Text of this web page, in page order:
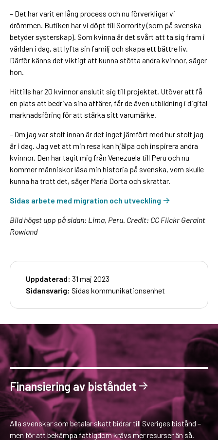
– Det har varit en lång process och nu förverkligar vi
drömmen. Butiken har vi döpt till Sorrority (som på svenska
betyder systerskap). Som kvinna är det svårt att ta sig fram i
världen i dag, att lyfta sin familj och skapa ett bättre liv.
Därför känns det viktigt att kunna stötta andra kvinnor, säger
hon.
Hittills har 20 kvinnor anslutit sig till projektet. Utöver att få
en plats att bedriva sina affärer, får de även utbildning i digital
marknadsföring för att stärka sitt varumärke.
– Om jag var stolt innan är det inget jämfört med hur stolt jag
är i dag. Jag vet att min resa kan hjälpa och inspirera andra
kvinnor. Den har tagit mig från Venezuela till Peru och nu
kommer människor läsa min historia på svenska, vem skulle
kunna ha trott det, säger María Dorta och skrattar.
Sidas arbete med migration och utveckling
Bild högst upp på sidan: Lima, Peru. Credit: CC Flickr Geraint
Rowland
Uppdaterad: 31 maj 2023
Sidansvarig: Sidas kommunikationsenhet
Finansiering av biståndet
Alla svenskar som betalar skatt bidrar till Sveriges bistånd –
men för att bekämpa fattigdom krävs mer resurser än så.